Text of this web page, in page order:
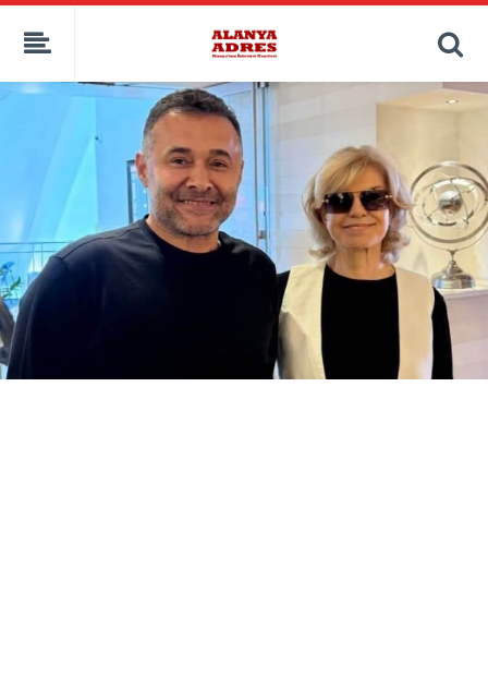
kaçak bahis
deneme bonusu
canlı bahis siteleri
deneme bonusu veren siteler
porno izle